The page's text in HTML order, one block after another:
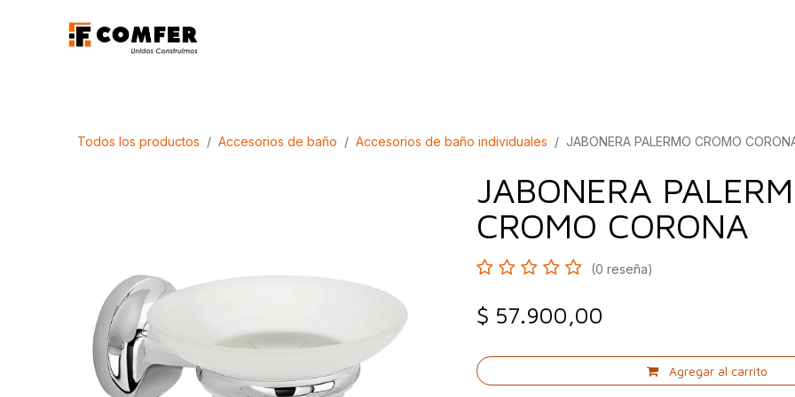
Todos los productos Accesorios de baño Accesorios de baño individuales JABONERA PALERMO CROMO
JABONERA
CROMO CORONA
(0 reseña)
$ 57.900,00
Agregar al carrito